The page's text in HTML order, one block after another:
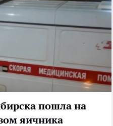
пошла на
яичника